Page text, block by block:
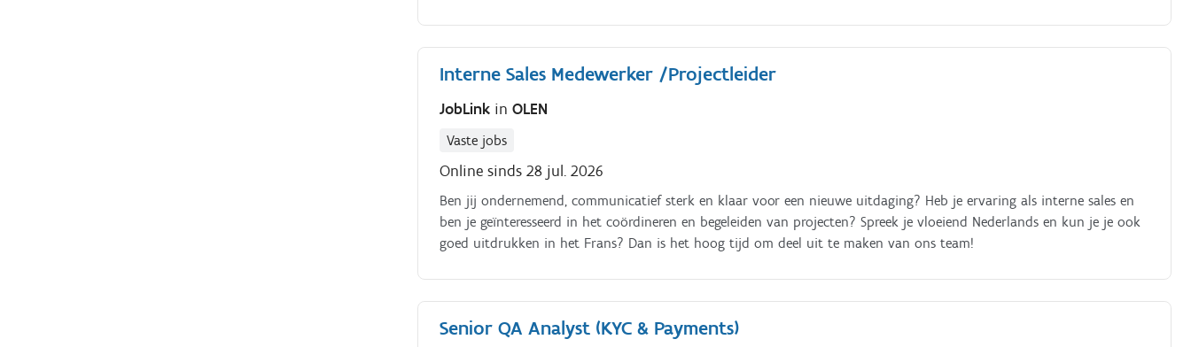
Interne Sales Medewerker /Projectleider
JobLink inOLEN
Vaste jobs
Online sinds 28 jul. 2026
Ben jij ondernemend, communicatief sterk en klaar voor een nieuwe uitdaging? Heb je ervaring als interne sales en
ben je geïnteresseerd in het coördineren en begeleiden van projecten? Spreek je vloeiend Nederlands en kun je je ook
goed uitdrukken in het Frans? Dan is het hoog tijd om deel uit te maken van ons team!
Senior QA Analyst (KYC & Payments)